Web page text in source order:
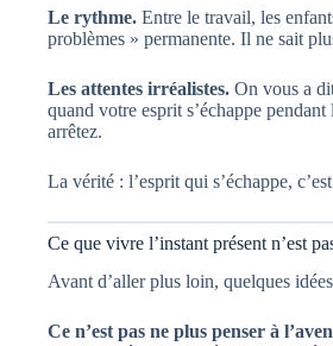
Le rythme. Entre le travail, les
problèmes » permanente. Il ne sait
Les attentes irréalistes. On vous a
quand votre esprit s’échappe
arrêtez.
La vérité : l’esprit qui s’échappe,
Ce que vivre l’instant présent n’est
Avant d’aller plus loin, quelques
Ce n’est pas ne plus penser à